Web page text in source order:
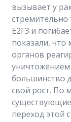
вызывает у
стремительно
E2F3 и
показали, что
органов
уничтожением
большинство
свой рост. По
переход этой